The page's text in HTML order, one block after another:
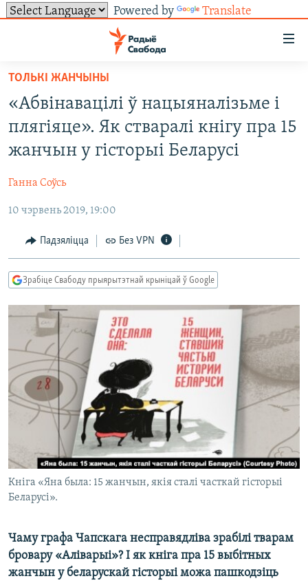
Powered by Translate
ўнівэрсальнага
доступу
Перайсьці
галоўнага
зьместу
да
навігацыі
Перайсьці
пошуку
НАВІНЫ
ПАЛІТЫКА
ЭКАНОМІКА
ВАЙНА
ПАЛІТВЯЗЬНІ
КУЛЬТУРА
КАЛЯНДАР
ТОЛЬКІ НА СВАБОДЗЕ
ГІСТОРЫЯ НА СВАБОДЗЕ
ПАДКАСТЫ
КНІГІ
PREMIUM
МОВА
НА ХВАЛЯХ СВАБОДЫ
ПАДЗЯЛІЦЦА ІНФАРМАЦЫЯЙ
ПАДКАСТЫ
FACEBOOK
ТОЛЬКІ ЖАНЧЫНЫ
«Абвінавацілі ў нацыяналізьме і
плягіяце». Як стваралі кнігу пра 15
жанчын у гісторыі Беларусі
Ганна Соўсь
10 чэрвень 2019, 19:00
Падзяліцца Без VPN
Зрабіце Свабоду прыярытэтнай крыніцай ў Google
Кніга «Яна была: 15 жанчын, якія сталі часткай гісторыі
Беларусі».
Чаму графа Чапскага несправядліва зрабілі тварам
бровару «Аліварыі»? І як кніга пра 15 выбітных
жанчын у беларускай гісторыі можа пашкодзіць